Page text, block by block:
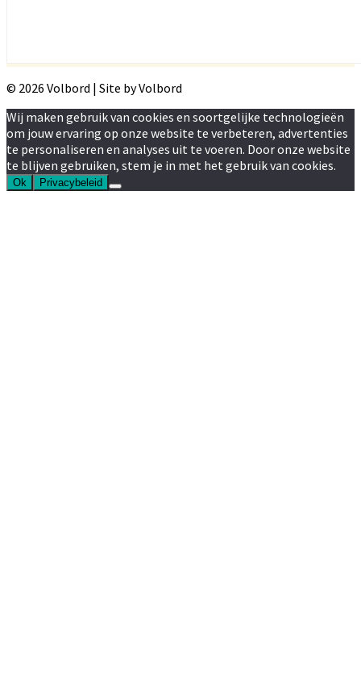
© 2026 Volbord | Site by Volbord
Wij maken gebruik van cookies en soortgelijke technologieën
om jouw ervaring op onze website te verbeteren, advertenties
te personaliseren en analyses uit te voeren. Door onze website
te blijven gebruiken, stem je in met het gebruik van cookies.
Ok Privacybeleid